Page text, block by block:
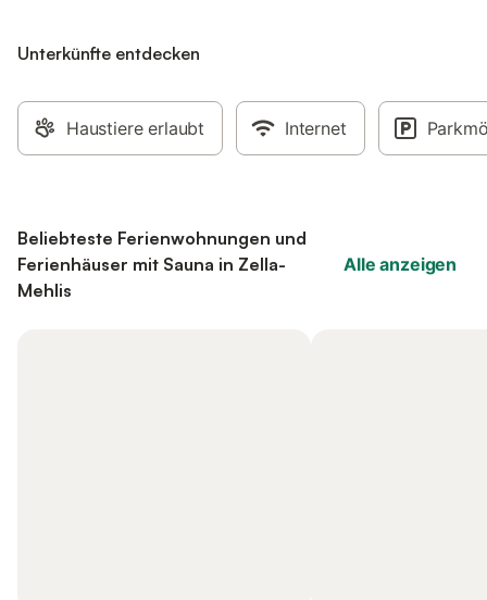
Unterkünfte entdecken
Haustiere erlaubt Internet
Beliebteste Ferienwohnungen und
Ferienhäuser mit Sauna in Zella-
Mehlis
Alle anzeigen